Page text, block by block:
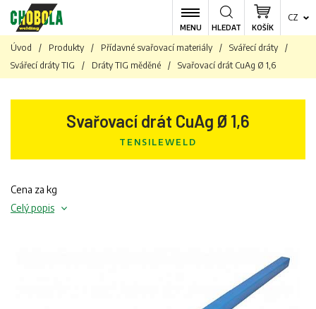
MENU KOŠÍK
CZ
HLEDAT
Úvod / Produkty / Přídavné svařovací materiály / Svářecí dráty
/
Svářecí dráty TIG
/ Dráty TIG měděné / Svařovací drát CuAg Ø 1,6
Svařovací drát CuAg Ø 1,6
TENSILEWELD
Cena za kg
Celý popis